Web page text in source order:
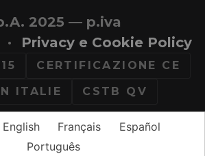
2025 — p.iva
· Privacy e Cookie Policy
CERTIFICAZIONE CE
ITALIE
CSTB QV
English Français
Español
Português